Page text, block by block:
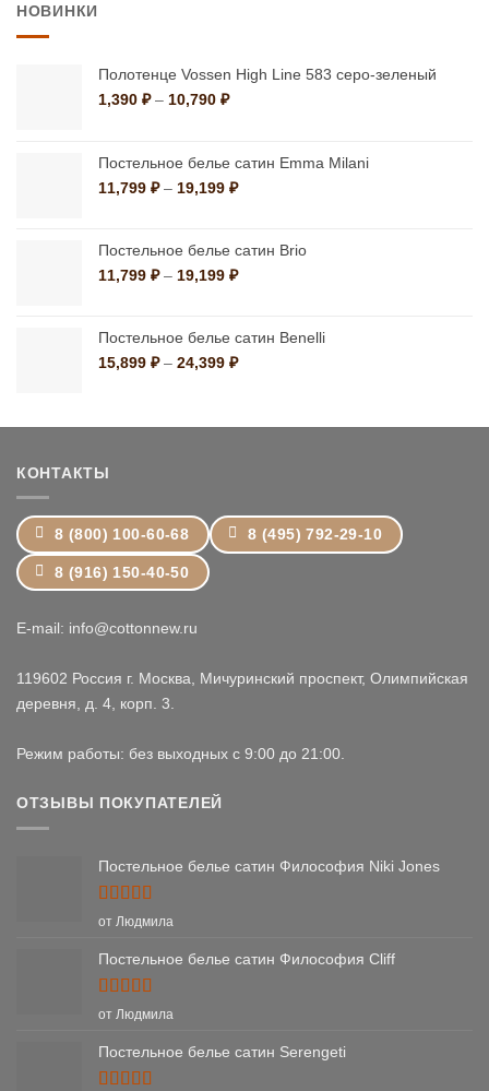
НОВИНКИ
Полотенце Vossen High Line 583 серо-зеленый
1,390 ₽ – 10,790 ₽Диапазон
–
10,790 ₽
Постельное белье сатин Emma Milani
11,799 ₽ – 19,199 ₽Диапазон
–
19,199 ₽
Постельное белье сатин Brio
11,799 ₽ – 19,199 ₽Диапазон
–
19,199 ₽
Постельное белье сатин Benelli
15,899 ₽ – 24,399 ₽Диапазон
–
КОНТАКТЫ
8 (800) 100-60-68 8 (495) 792-29-10
8 (916) 150-40-50
E-mail: info@cottonnew.ru
119602 Россия г. Москва, Мичуринский проспект, Олимпийская
деревня, д. 4, корп. 3.
Режим работы: без выходных с 9:00 до 21:00.
ОТЗЫВЫ ПОКУПАТЕЛЕЙ
Постельное белье сатин Философия Niki Jones
Оценка5
от Людмила
Постельное белье сатин Философия Cliff
Оценка5
от Людмила
Постельное белье сатин Serengeti